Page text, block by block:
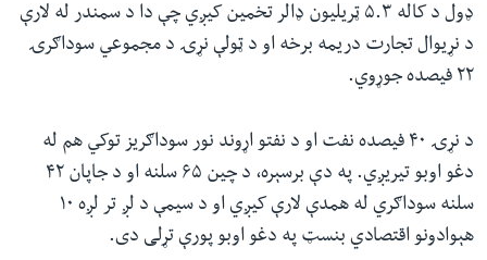
ډول د کاله ۵.۳ ټریلیون ډالر تخمین کیږي چې دا د سمندر له لارې
د نړیوال تجارت دریمه برخه او د ټولې نړۍ د مجموعي سوداګرۍ
۲۲ فیصده جوړوي.
د نړۍ ۴۰ فیصده نفت او د نفتو اړوند نور سوداګریز توکي هم له
دغو اوبو تیریږي. په دې برسېره، د چین ۶۵ سلنه او د جاپان ۴۲
سلنه سوداګري له همدې لارې کیږي او د سیمې د لږ تر لږه ۱۰
هېوادونو اقتصادي بنسټ په دغو اوبو پورې تړلی دی.